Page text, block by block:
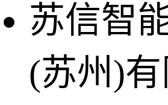
苏信智
(苏州)